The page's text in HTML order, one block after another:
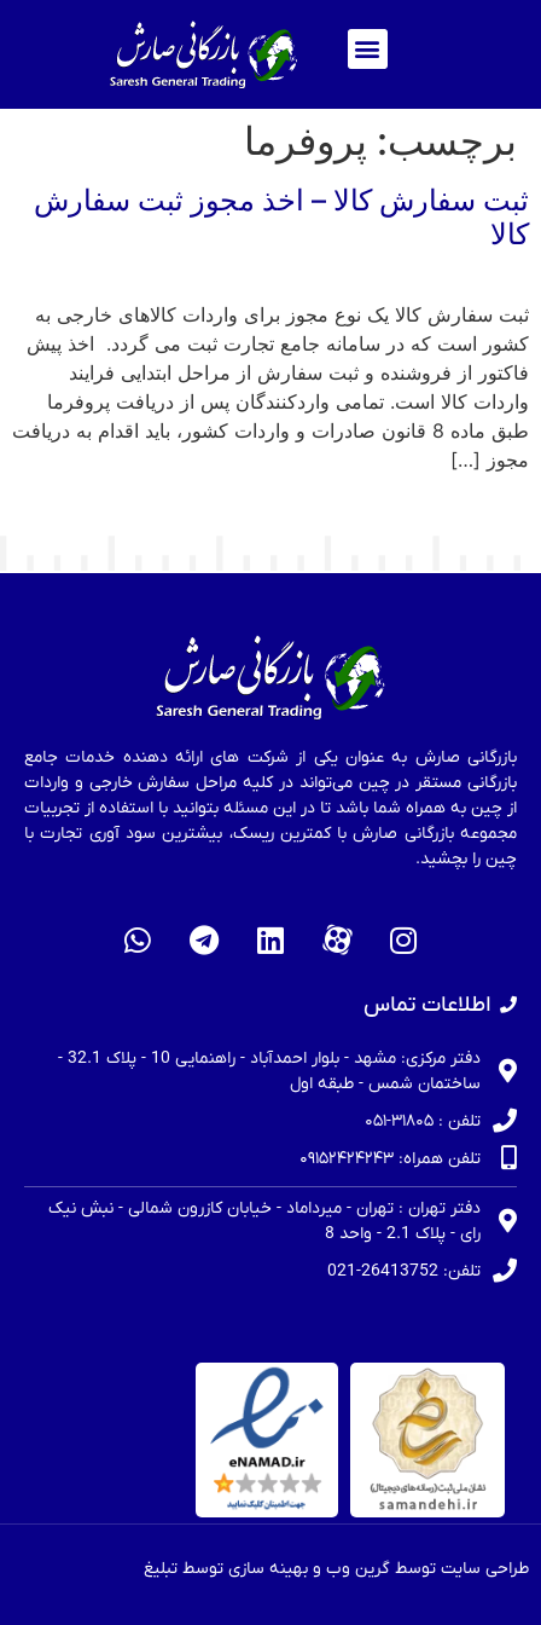
برچسب: پروفرما
ثبت سفارش کالا – اخذ مجوز ثبت سفارش
کالا
ثبت سفارش کالا یک نوع مجوز برای واردات کالاهای خارجی به
کشور است که در سامانه جامع تجارت ثبت می گردد. اخذ پیش
فاکتور از فروشنده و ثبت سفارش از مراحل ابتدایی فرایند
واردات کالا است. تمامی واردکنندگان پس از دریافت پروفرما
طبق ماده 8 قانون صادرات و واردات کشور، باید اقدام به دریافت
مجوز […]
بازرگانی صارش به عنوان یکی از شرکت های ارائه دهنده خدمات جامع
بازرگانی مستقر در چین می‌تواند در کلیه مراحل سفارش خارجی و واردات
از چین به همراه شما باشد تا در این مسئله بتوانید با استفاده از تجربیات
مجموعه بازرگانی صارش با کمترین ریسک، بیشترین سود آوری تجارت با
چین را بچشید.
اطلاعات تماس
دفتر مرکزی: مشهد - بلوار احمدآباد - راهنمایی 10 - پلاک 32.1 -
ساختمان شمس - طبقه اول
تلفن : ۳۱۸۰۵-۰۵۱
تلفن همراه: ۰۹۱۵۲۴۲۴۲۴۳
دفتر تهران : تهران - میرداماد - خیابان کازرون شمالی - نبش نیک
رای - پلاک 2.1 - واحد 8
تلفن: 26413752-021
طراحی سایت توسط گرین وب و بهینه سازی توسط تبلیغ